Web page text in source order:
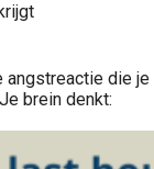
angstreactie die je
brein denkt: